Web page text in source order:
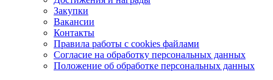
Закупки
Вакансии
Контакты
Правила работы с cookies файлами
Согласие на обработку персональных данных
Положение об обработке персональных данных